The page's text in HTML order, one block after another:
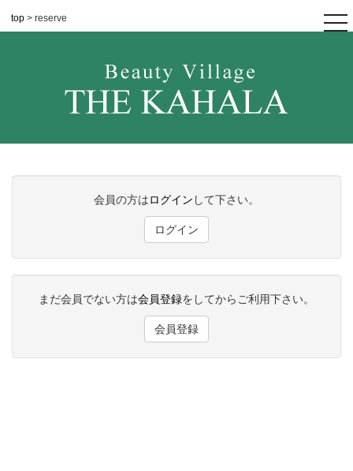
top > reserve
会員の方はログイン して下さい。
ログイン
まだ会員でない方は会員登録をしてからご利用下さい。
会員登録